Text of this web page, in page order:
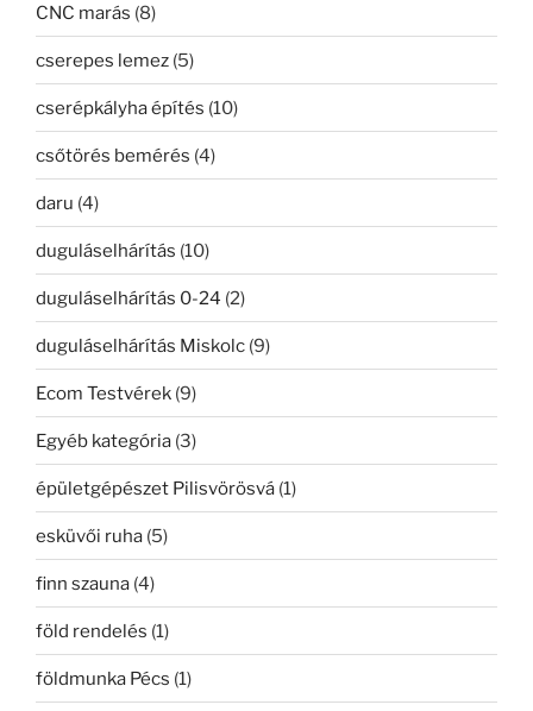
CNC marás (8)
cserepes lemez (5)
cserépkályha építés (10)
csőtörés bemérés (4)
daru (4)
duguláselhárítás (10)
duguláselhárítás 0-24 (2)
duguláselhárítás Miskolc (9)
Ecom Testvérek (9)
Egyéb kategória (3)
épületgépészet Pilisvörösvá (1)
esküvői ruha (5)
finn szauna (4)
föld rendelés (1)
földmunka Pécs (1)